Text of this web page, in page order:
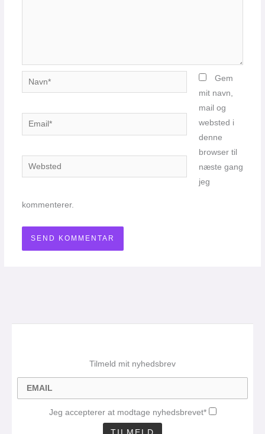
Navn*
Email*
Websted
Gem
mit navn,
mail og
websted i
denne
browser til
næste gang
jeg
kommenterer.
Tilmeld mit nyhedsbrev
Jeg accepterer at modtage nyhedsbrevet*